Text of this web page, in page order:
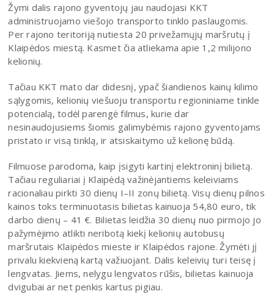
Žymi dalis rajono gyventojų jau naudojasi KKT
administruojamo viešojo transporto tinklo paslaugomis.
Per rajono teritoriją nutiesta 20 privežamųjų maršrutų į
Klaipėdos miestą. Kasmet čia atliekama apie 1,2 milijono
kelionių.
Tačiau KKT mato dar didesnį, ypač šiandienos kainų kilimo
sąlygomis, kelionių viešuoju transportu regioniniame tinkle
potencialą, todėl parengė filmus, kurie dar
nesinaudojusiems šiomis galimybėmis rajono gyventojams
pristato ir visą tinklą, ir atsiskaitymo už kelionę būdą.
Filmuose parodoma, kaip įsigyti kartinį elektroninį bilietą.
Tačiau reguliariai į Klaipėdą važinėjantiems keleiviams
racionaliau pirkti 30 dienų I–II zonų bilietą. Visų dienų pilnos
kainos toks terminuotasis bilietas kainuoja 54,80 euro, tik
darbo dienų – 41 €. Bilietas leidžia 30 dienų nuo pirmojo jo
pažymėjimo atlikti neribotą kiekį kelionių autobusų
maršrutais Klaipėdos mieste ir Klaipėdos rajone. Žymėti jį
privalu kiekvieną kartą važiuojant. Dalis keleivių turi teisę į
lengvatas. Jiems, nelygu lengvatos rūšis, bilietas kainuoja
dvigubai ar net penkis kartus pigiau.